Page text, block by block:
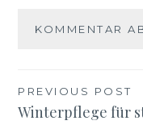
PREVIOUS POST
Winterpflege für